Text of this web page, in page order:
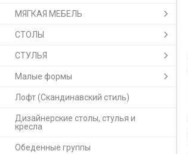
МЯГКАЯ МЕБЕЛЬ
СТОЛЫ
СТУЛЬЯ
Малые формы
Лофт (Скандинавский стиль)
Дизайнерские столы, стулья и
кресла
Обеденные группы